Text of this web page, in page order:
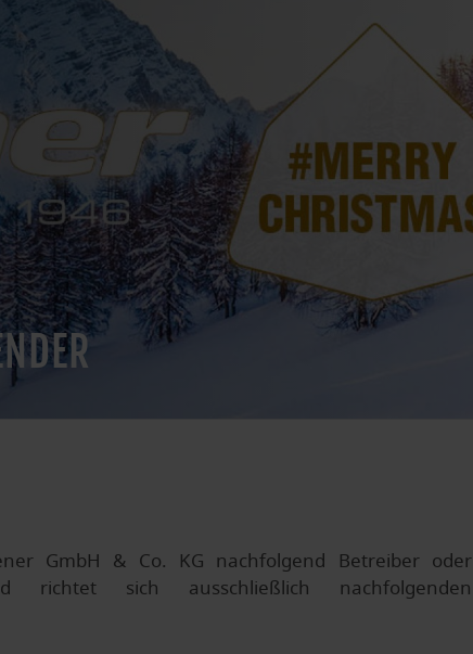
GmbH & Co. KG nachfolgend Betreiber oder
sich ausschließlich nachfolgenden